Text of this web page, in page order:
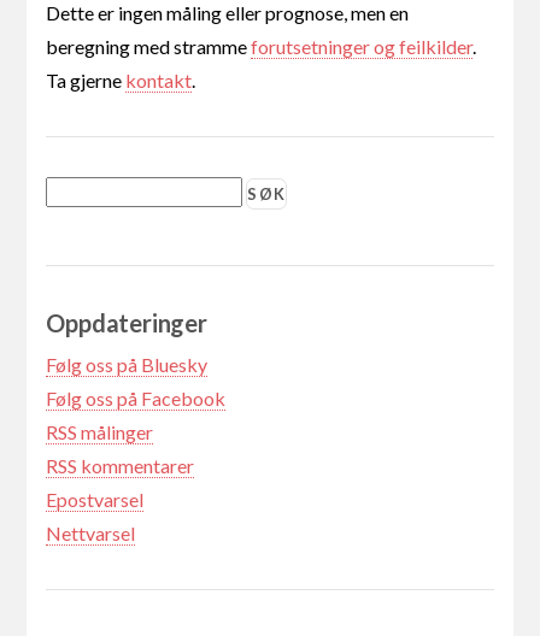
Dette er ingen måling eller prognose, men en
beregning med strammeforutsetninger og feilkilder.
Ta gjerne kontakt.
Oppdateringer
Følg oss på Bluesky
Følg oss på Facebook
RSS målinger
RSS kommentarer
Epostvarsel
Nettvarsel